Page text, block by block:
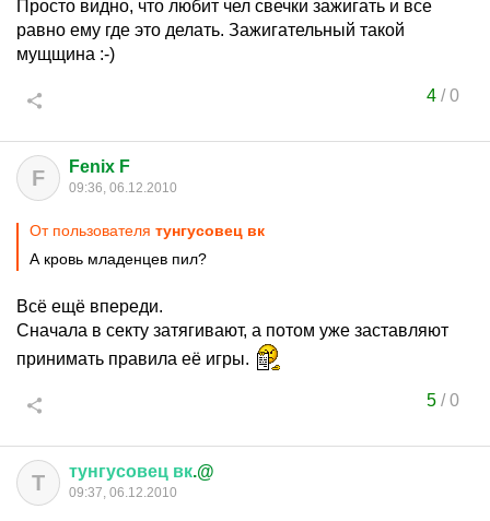
Просто видно, что любит чел свечки зажигать и все
равно ему где это делать. Зажигательный такой
мущщина :-)
4/0
F Fenix F
09:36, 06.12.2010
От пользователя тунгусовец вк
А кровь младенцев пил?
Всё ещё впереди.
Сначала в секту затягивают, а потом уже заставляют
принимать правила её игры.
5/0
Т тунгусовец вк.@
09:37, 06.12.2010